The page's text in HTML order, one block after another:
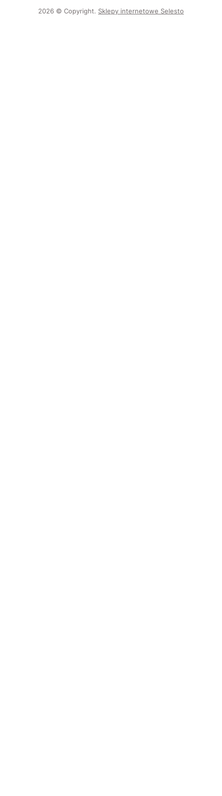
2026 © Copyright. Sklepy internetowe Selesto